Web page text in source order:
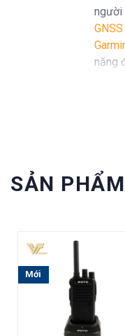
người
năng
SẢN
Mới